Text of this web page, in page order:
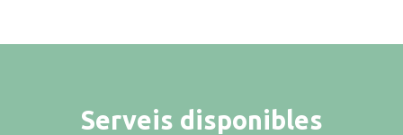
Serveis disponibles